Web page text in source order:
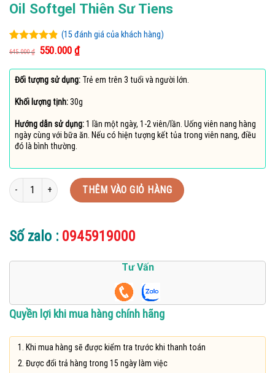
Oil Softgel Thiên Sư Tiens
4.79trên 5
14
đánh giá
(15đánh giá của khách hàng)
645.000₫
Giá
là:
645.000 ₫.
550.000₫Giá
hiện
tại
là:
Đối tượng sử dụng: Trẻ em trên 3 tuổi và người lớn.
Khối lượng tịnh:30g
Hướng dẫn sử dụng:1 lần một ngày, 1-2 viên/lần. Uống viên nang hàng
ngày cùng với bữa ăn. Nếu có hiện tượng kết tủa trong viên nang, điều
đó là bình thường.
Dầu nhuyễn thể Nam cực Antarctic Krill Oil Softgel Thiên Sư Tiens số lượng
THÊM VÀO GIỎ HÀNG
Số zalo : 0945919000
Tư Vấn
Quyền lợi khi mua hàng chính hãng
Khi mua hàng sẽ được kiểm tra trước khi thanh toán
Được đổi trả hàng trong 15 ngày làm việc